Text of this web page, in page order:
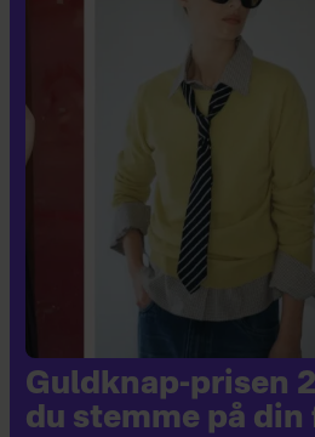
Guldknap-prisen
du stemme på